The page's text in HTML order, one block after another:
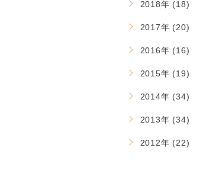
2018年 (18)
2017年 (20)
2016年 (16)
2015年 (19)
2014年 (34)
2013年 (34)
2012年 (22)